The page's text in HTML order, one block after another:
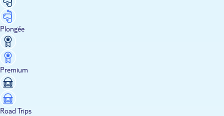
Plongée
Premium
Road Trips